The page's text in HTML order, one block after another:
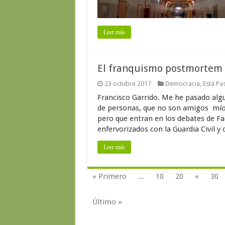
Leer más
El franquismo postmortem
23 octubre 2017 Democracia, Está
Francisco Garrido. Me he pasado
de personas, que no son amigos
pero que entran en los debates de
enfervorizados con la Guardia Civil y
Leer más
« Primero ... 10 20 « 30
Último »